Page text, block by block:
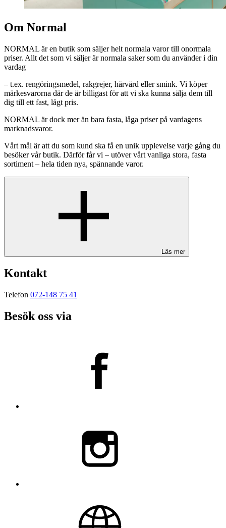
Om Normal
NORMAL är en butik som säljer helt normala varor till onormala
priser. Allt det som vi säljer är normala saker som du använder i din
vardag
– t.ex. rengöringsmedel, rakgrejer, hårvård eller smink. Vi köper
märkesvarorna där de är billigast för att vi ska kunna sälja dem till
dig till ett fast, lågt pris.
NORMAL är dock mer än bara fasta, låga priser på vardagens
marknadsvaror.
Vårt mål är att du som kund ska få en unik upplevelse varje gång du
besöker vår butik. Därför får vi – utöver vårt vanliga stora, fasta
sortiment – hela tiden nya, spännande varor.
Läs mer
Kontakt
Telefon 072-148 75 41
Besök oss via